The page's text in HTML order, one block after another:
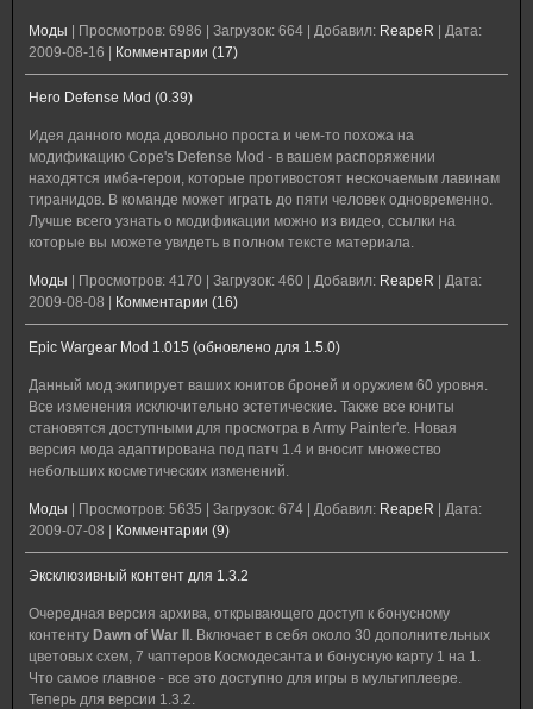
Моды Просмотров: 6986 Загрузок: 664 Добавил: ReapeR
Дата:
2009-08-16
Комментарии (17)
Hero Defense Mod (0.39)
Идея данного мода довольно проста и чем-то похожа на
модификацию Cope's Defense Mod - в вашем распоряжении
находятся имба-герои, которые противостоят нескочаемым лавинам
тиранидов. В команде может играть до пяти человек одновременно.
Лучше всего узнать о модификации можно из видео, ссылки на
которые вы можете увидеть в полном тексте материала.
Моды Просмотров: 4170 Загрузок: 460 Добавил: ReapeR
Дата:
2009-08-08
Комментарии (16)
Epic Wargear Mod 1.015 (обновлено для 1.5.0)
Данный мод экипирует ваших юнитов броней и оружием 60 уровня.
Все изменения исключительно эстетические. Также все юниты
становятся доступными для просмотра в Army Painter'е. Новая
версия мода адаптирована под патч 1.4 и вносит множество
небольших косметических изменений.
Моды Просмотров: 5635 Загрузок: 674 Добавил: ReapeR
Дата:
2009-07-08
Комментарии (9)
Эксклюзивный контент для 1.3.2
Очередная версия архива, открывающего доступ к бонусному
контенту Dawn of War II . Включает в себя около 30 дополнительных
цветовых схем, 7 чаптеров Космодесанта и бонусную карту 1 на 1.
Что самое главное - все это доступно для игры в мультиплеере.
Теперь для версии 1.3.2.